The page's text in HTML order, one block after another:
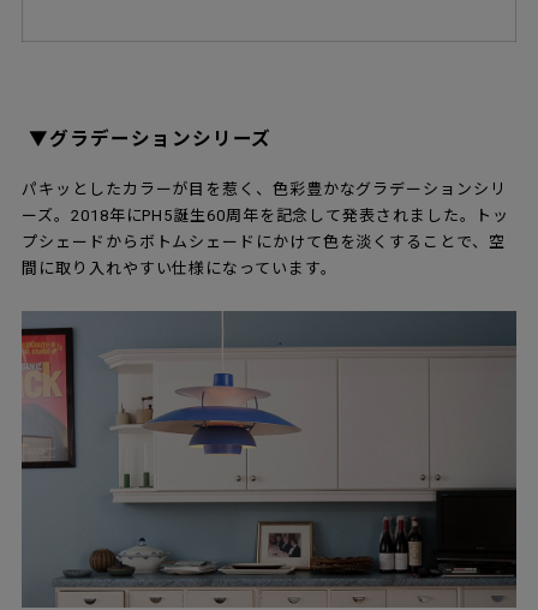
▼グラデーションシリーズ
パキッとしたカラーが目を惹く、色彩豊かなグラデーションシリ
ーズ。2018年にPH5誕生60周年を記念して発表されました。トッ
プシェードからボトムシェードにかけて色を淡くすることで、空
間に取り入れやすい仕様になっています。